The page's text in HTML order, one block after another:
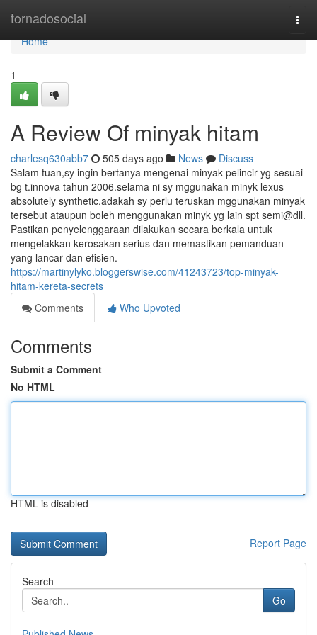
tornadosocial
Home
Home
1
A Review Of minyak hitam
charlesq630abb7 505 days ago News
Discuss
Salam tuan,sy ingin bertanya mengenai minyak pelincir yg sesuai
bg t.innova tahun 2006.selama ni sy mggunakan minyk lexus
absolutely synthetic,adakah sy perlu teruskan mggunakan minyak
tersebut ataupun boleh menggunakan minyk yg lain spt semi@dll.
Pastikan penyelenggaraan dilakukan secara berkala untuk
mengelakkan kerosakan serius dan memastikan pemanduan
yang lancar dan efisien.
https://martinylyko.bloggerswise.com/41243723/top-minyak-
hitam-kereta-secrets
Comments
Who Upvoted
Comments
Submit a Comment
No HTML
HTML is disabled
Report Page
Search
Go